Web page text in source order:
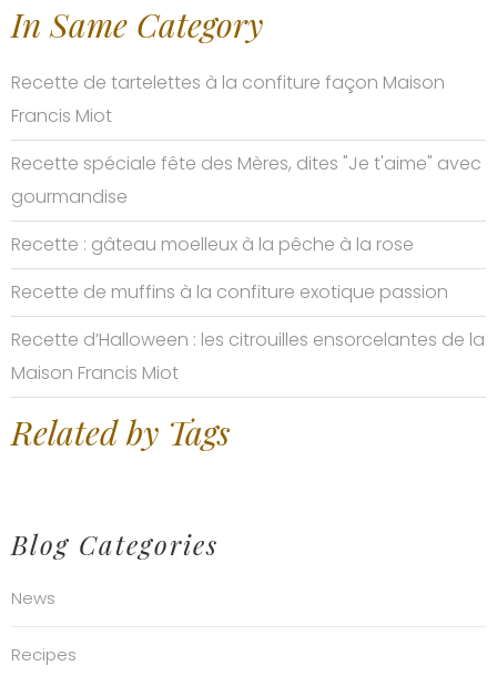
In Same Category
Recette de tartelettes à la confiture façon Maison
Francis Miot
Recette spéciale fête des Mères, dites "Je t'aime" avec
gourmandise
Recette : gâteau moelleux à la pêche à la rose
Recette de muffins à la confiture exotique passion
Recette d’Halloween : les citrouilles ensorcelantes de la
Maison Francis Miot
Related by Tags
Blog Categories
News
Recipes